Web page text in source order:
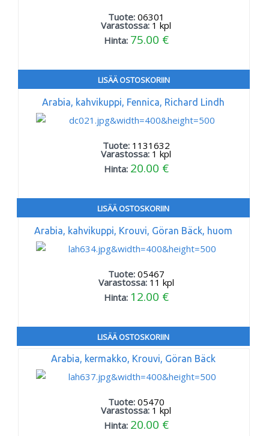
Tuote: 06301
Varastossa: 1 kpl
Hinta: 75.00 €
LISÄÄ OSTOSKORIIN
Arabia, kahvikuppi, Fennica, Richard Lindh
Tuote: 1131632
Varastossa: 1 kpl
Hinta: 20.00 €
LISÄÄ OSTOSKORIIN
Arabia, kahvikuppi, Krouvi, Göran Bäck, huom
Tuote: 05467
Varastossa: 11 kpl
Hinta: 12.00 €
LISÄÄ OSTOSKORIIN
Arabia, kermakko, Krouvi, Göran Bäck
Tuote: 05470
Varastossa: 1 kpl
Hinta: 20.00 €